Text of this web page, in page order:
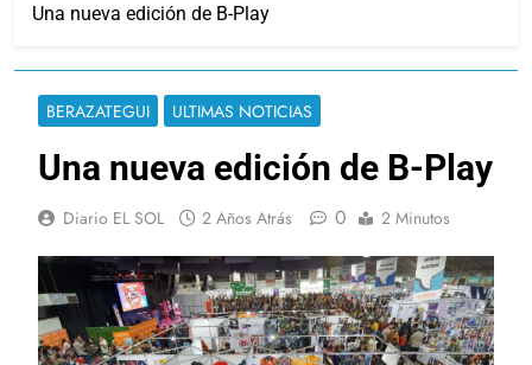
Una nueva edición de B-Play
BERAZATEGUI ULTIMAS NOTICIAS
Una nueva edición de B-Play
Diario EL SOL 2 Años Atrás 0 2 Minutos